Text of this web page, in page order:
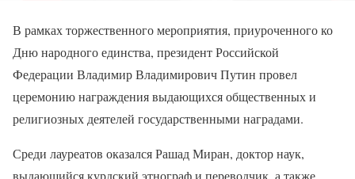
В рамках торжественного мероприятия, приуроченного ко
Дню народного единства, президент Российской
Федерации Владимир Владимирович Путин провел
церемонию награждения выдающихся общественных и
религиозных деятелей государственными наградами.
Среди лауреатов оказался Рашад Миран, доктор наук,
выдающийся курдский этнограф и переводчик, а также